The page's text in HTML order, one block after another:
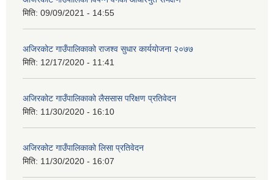
मिति: 09/09/2021 - 14:55
अजिरकोट गाउँपालिकाको राजश्व सुधार कार्ययोजना २०७७
मिति: 12/17/2020 - 11:41
अजिरकोट गाउँपालिकाको लैससास परिक्षण प्रतिवेदन
मिति: 11/30/2020 - 16:10
अजिरकोट गाउँपालिकाको लिसा प्रतिवेदन
मिति: 11/30/2020 - 16:07